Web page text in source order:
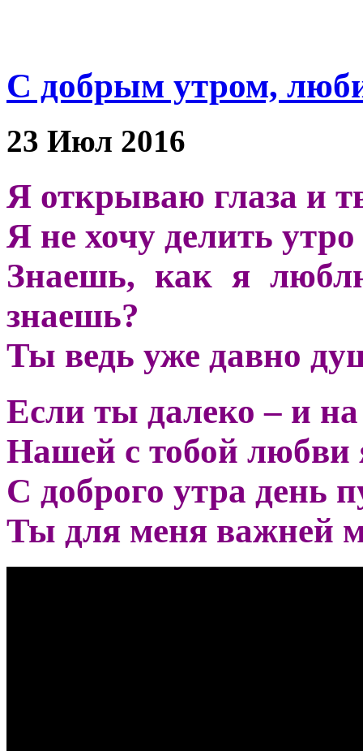
С добрым утром,
23 Июл 2016
Я открываю глаза и
Я не хочу делить
Знаешь, как я
знаешь?
Ты ведь уже давно
Если ты далеко – и
Нашей с тобой
С доброго утра день
Ты для меня важней